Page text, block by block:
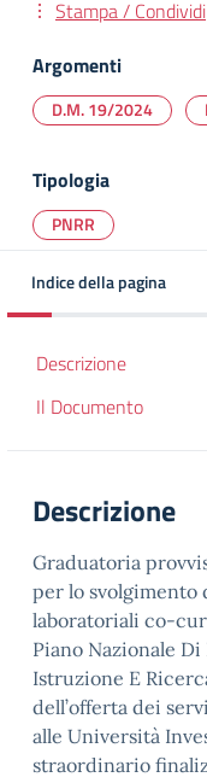
Stampa / Condividi
Argomenti
D.M. 19/2024
Tipologia
PNRR
Indice della pagina
Descrizione
Il Documento
Descrizione
Graduatoria
per lo
laboratoriali co-
Piano Nazionale
Istruzione E
dell’offerta dei
alle Università
straordinario